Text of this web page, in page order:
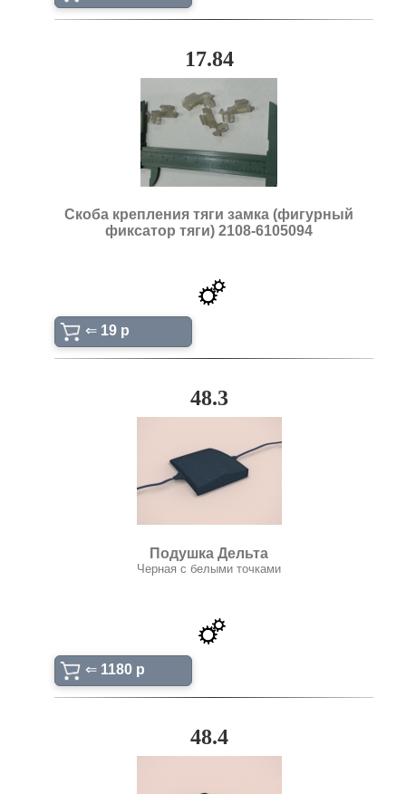
17.84
Скоба крепления тяги замка (фигурный
фиксатор тяги) 2108-6105094
⇐ 19 p
48.3
Подушка Дельта
Черная с белыми точками
⇐ 1180 p
48.4